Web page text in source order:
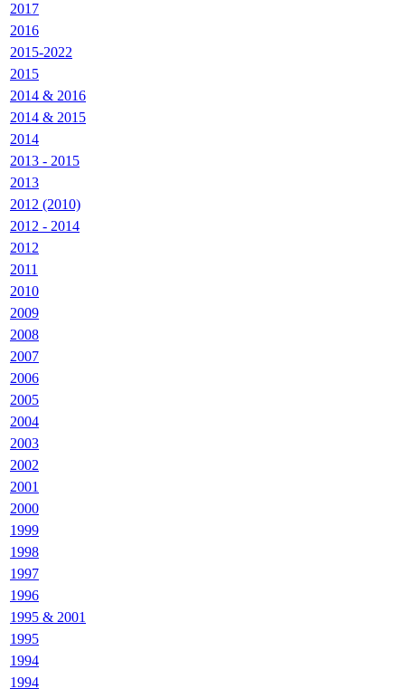
2017
2016
2015-2022
2015
2014 & 2016
2014 & 2015
2014
2013 - 2015
2013
2012 (2010)
2012 - 2014
2012
2011
2010
2009
2008
2007
2006
2005
2004
2003
2002
2001
2000
1999
1998
1997
1996
1995 & 2001
1995
1994
1994